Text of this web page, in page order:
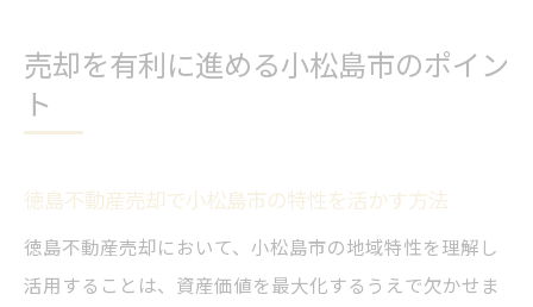
売却を有利に進める小松島市のポイン
ト
徳島不動産売却で小松島市の特性を活かす方法
徳島不動産売却において、小松島市の地域特性を理解し
活用することは、資産価値を最大化するうえで欠かせま